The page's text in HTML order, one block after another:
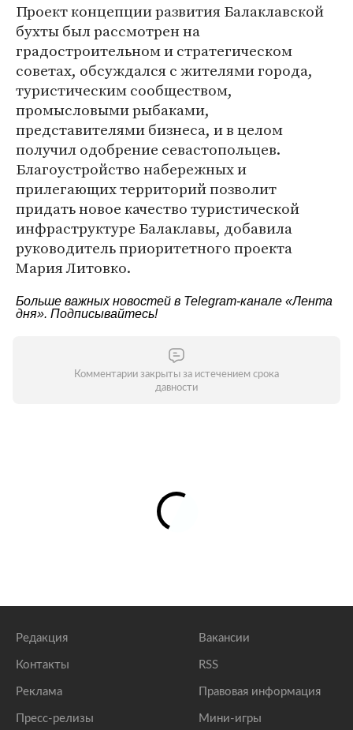
Проект концепции развития Балаклавской
бухты был рассмотрен на
градостроительном и стратегическом
советах, обсуждался с жителями города,
туристическим сообществом,
промысловыми рыбаками,
представителями бизнеса, и в целом
получил одобрение севастопольцев.
Благоустройство набережных и
прилегающих территорий позволит
придать новое качество туристической
инфраструктуре Балаклавы, добавила
руководитель приоритетного проекта
Мария Литовко.
Больше важных новостей в Telegram-канале «Лента
дня». Подписывайтесь!
Комментарии закрыты за истечением срока
давности
Редакция
Контакты
Реклама
Пресс-релизы
Вакансии
RSS
Правовая информация
Мини-игры